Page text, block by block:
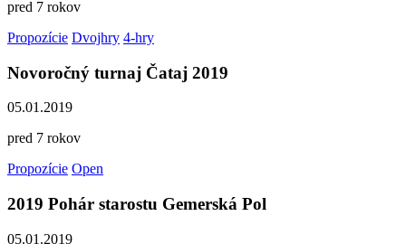
pred 7 rokov
Propozície Dvojhry 4-hry
Novoročný turnaj Čataj 2019
05.01.2019
pred 7 rokov
Propozície Open
2019 Pohár starostu Gemerská Pol
05.01.2019